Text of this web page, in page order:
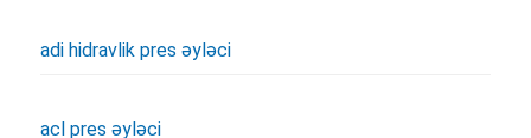
adi hidravlik pres əyləci
acl pres əyləci